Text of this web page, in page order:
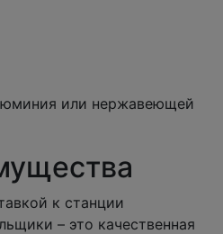
или нержавеющей
к станции
– это качественная